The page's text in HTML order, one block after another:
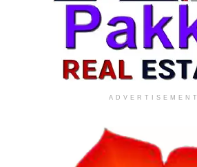
ADVERTISEMENT